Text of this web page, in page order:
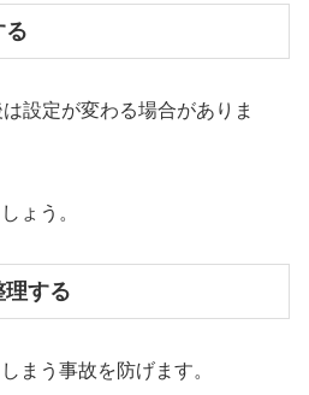
る
設定が変わる場合がありま
ょう。
理する
まう事故を防げます。